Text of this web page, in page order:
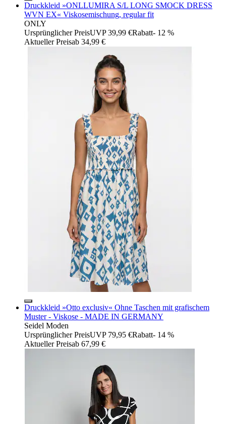
Druckkleid »ONLLUMIRA S/L LONG SMOCK DRESS
WVN EX« Viskosemischung, regular fit
ONLY
Ursprünglicher PreisUVP 39,99 €Rabatt- 12 %
Aktueller Preisab 34,99 €
Druckkleid »Otto exclusiv« Ohne Taschen mit grafischem
Muster - Viskose - MADE IN GERMANY
Seidel Moden
Ursprünglicher PreisUVP 79,95 €Rabatt- 14 %
Aktueller Preisab 67,99 €